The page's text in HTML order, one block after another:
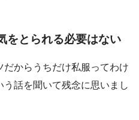
をとられる必要はない
からうちだけ私服ってわけ
話を聞いて残念に思いまし